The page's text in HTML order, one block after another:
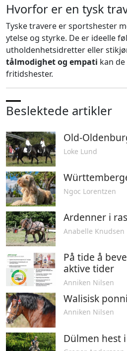
Hvorfor er en tysk
Tyske travere er sportshester
ytelse og styrke. De er ideelle
utholdenhetsidretter eller
tålmodighet og empati kan
fritidshester.
Beslektede artikler
Old-
Loke Lund
Ngoc Lorentzen
Ardenner i
Anabelle Knudsen
På tide å
aktive tider
Anniken Nilsen
Walisisk
Anniken Nilsen
Dülmen hest